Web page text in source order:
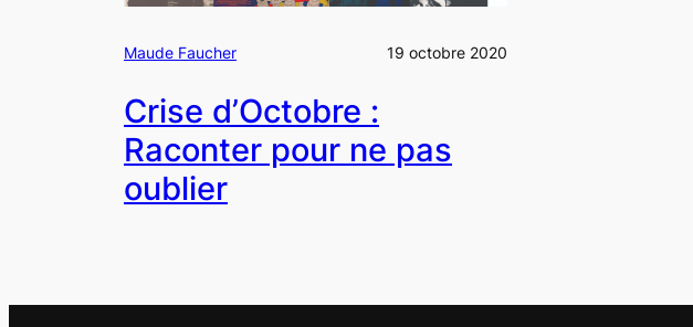
Maude Faucher 19 octobre 2020
Crise d’Octobre :
Raconter pour ne pas
oublier